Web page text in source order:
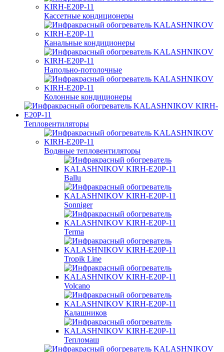
Кассетные кондиционеры
Канальные кондиционеры
Напольно-потолочные
Колонные кондиционеры
Тепловентиляторы
Водяные тепловентиляторы
Ballu
Sonniger
Terma
Tropik Line
Volcano
Калашников
Тепломаш